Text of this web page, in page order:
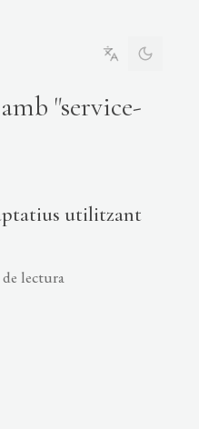
"service-
utilitzant
lectura